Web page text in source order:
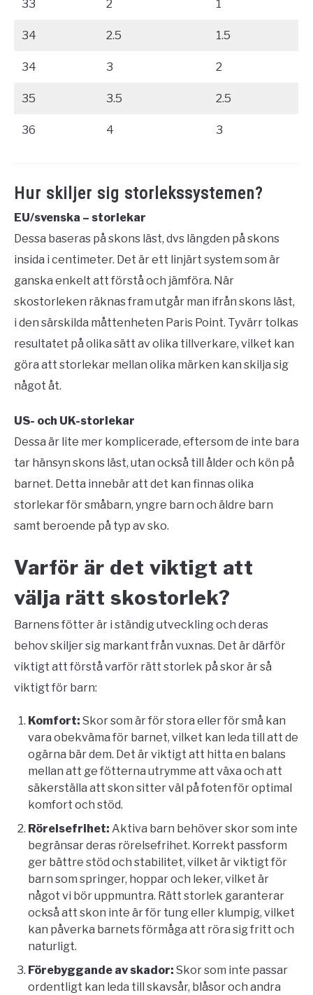
33 2 1
34 2.5 1.5
34 3 2
35 3.5 2.5
36 4 3
Hur skiljer sig storlekssystemen?
EU/svenska – storlekar
Dessa baseras på skons läst, dvs längden på skons
insida i centimeter. Det är ett linjärt system som är
ganska enkelt att förstå och jämföra. När
skostorleken räknas fram utgår man ifrån skons läst,
i den särskilda måttenheten Paris Point. Tyvärr tolkas
resultatet på olika sätt av olika tillverkare, vilket kan
göra att storlekar mellan olika märken kan skilja sig
något åt.
US- och UK-storlekar
Dessa är lite mer komplicerade, eftersom de inte bara
tar hänsyn skons läst, utan också till ålder och kön på
barnet. Detta innebär att det kan finnas olika
storlekar för småbarn, yngre barn och äldre barn
samt beroende på typ av sko.
Varför är det viktigt att
välja rätt skostorlek?
Barnens fötter är i ständig utveckling och deras
behov skiljer sig markant från vuxnas. Det är därför
viktigt att förstå varför rätt storlek på skor är så
viktigt för barn:
Komfort: Skor som är för stora eller för små kan
vara obekväma för barnet, vilket kan leda till att de
ogärna bär dem. Det är viktigt att hitta en balans
mellan att ge fötterna utrymme att växa och att
säkerställa att skon sitter väl på foten för optimal
komfort och stöd.
Rörelsefrihet: Aktiva barn behöver skor som inte
begränsar deras rörelsefrihet. Korrekt passform
ger bättre stöd och stabilitet, vilket är viktigt för
barn som springer, hoppar och leker, vilket är
något vi bör uppmuntra. Rätt storlek garanterar
också att skon inte är för tung eller klumpig, vilket
kan påverka barnets förmåga att röra sig fritt och
naturligt.
Förebyggande av skador: Skor som inte passar
ordentligt kan leda till skavsår, blåsor och andra